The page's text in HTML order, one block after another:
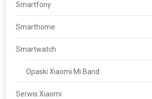
Smartfony
Smarthome
Smartwatch
Opaski Xiaomi Mi Band
Serwis Xiaomi